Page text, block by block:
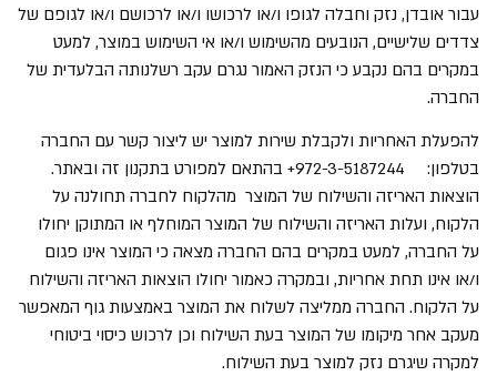
עבור אובדן, נזק וחבלה לגופו ו/או לרכושו ו/או לרכושם ו/או לגופם של
צדדים שלישיים, הנובעים מהשימוש ו/או אי השימוש במוצר, למעט
במקרים בהם נקבע כי הנזק האמור נגרם עקב רשלנותה הבלעדית של
החברה.
להפעלת האחריות ולקבלת שירות למוצר יש ליצור קשר עם החברה
בטלפון: +972-3-5187244 בהתאם למפורט בתקנון זה ובאתר.
הוצאות האריזה והשילוח של המוצר מהלקוח לחברה תחולנה על
הלקוח, ועלות האריזה והשילוח של המוצר המוחלף או המתוקן יחולו
על החברה, למעט במקרים בהם החברה מצאה כי המוצר אינו פגום
ו/או אינו תחת אחריות, ובמקרה כאמור יחולו הוצאות האריזה והשילוח
על הלקוח. החברה ממליצה לשלוח את המוצר באמצעות גוף המאפשר
מעקב אחר מיקומו של המוצר בעת השילוח וכן לרכוש כיסוי ביטוחי
למקרה שיגרם נזק למוצר בעת השילוח.